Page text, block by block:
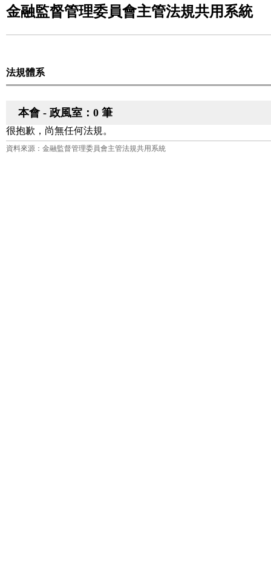
金融監督管理委員會主管法規共用系統
法規體系
本會 - 政風室：0 筆
很抱歉，尚無任何法規。
資料來源：金融監督管理委員會主管法規共用系統